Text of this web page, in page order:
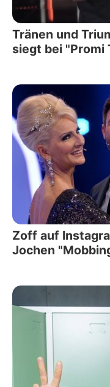
Tränen und
siegt bei "Promi
Zoff auf
Jochen